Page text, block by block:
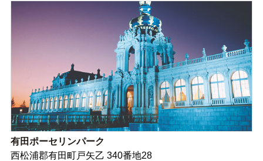
有田ポーセリンパーク
西松浦郡有田町戸矢乙 340番地28